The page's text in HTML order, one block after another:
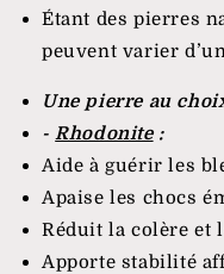
Étant des pierres
peuvent varier
Une pierre au
-Rhodonite:
Aide à guérir les
Apaise les chocs
Réduit la colère et
Apporte stabilité